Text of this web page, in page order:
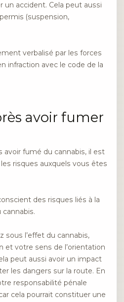
un accident. Cela peut aussi
(suspension,
verbalisé par les forces
infraction avec le code de la
avoir fumer
avoir fumé du cannabis, il est
risques auxquels vous êtes
des risques liés à la
sous l’effet du cannabis,
et votre sens de l’orientation
peut aussi avoir un impact
les dangers sur la route. En
responsabilité pénale
cela pourrait constituer une